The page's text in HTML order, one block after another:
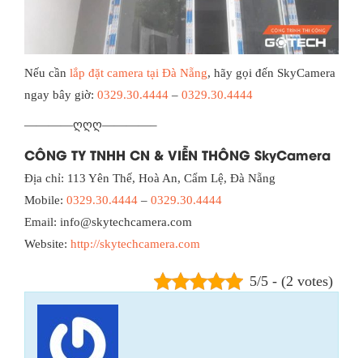
Nếu cần lắp đặt camera tại Đà Nẵng, hãy gọi đến SkyCamera
ngay bây giờ: 0329.30.4444 – 0329.30.4444
————ღღღ————–
CÔNG TY TNHH CN & VIỄN THÔNG SkyCamera
Địa chỉ: 113 Yên Thế, Hoà An, Cẩm Lệ, Đà Nẵng
Mobile: 0329.30.4444 – 0329.30.4444
Email: info@skytechcamera.com
Website: http://skytechcamera.com
5/5 - (2 votes)